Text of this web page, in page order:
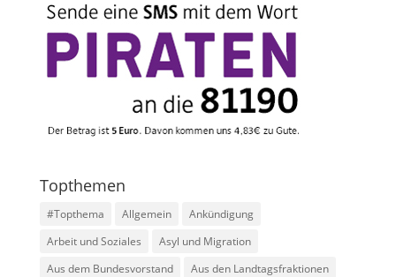
Topthemen
#Topthema Allgemein
Ankündigung
Arbeit und Soziales
Asyl und Migration
Aus dem Bundesvorstand
Aus den Landtagsfraktionen